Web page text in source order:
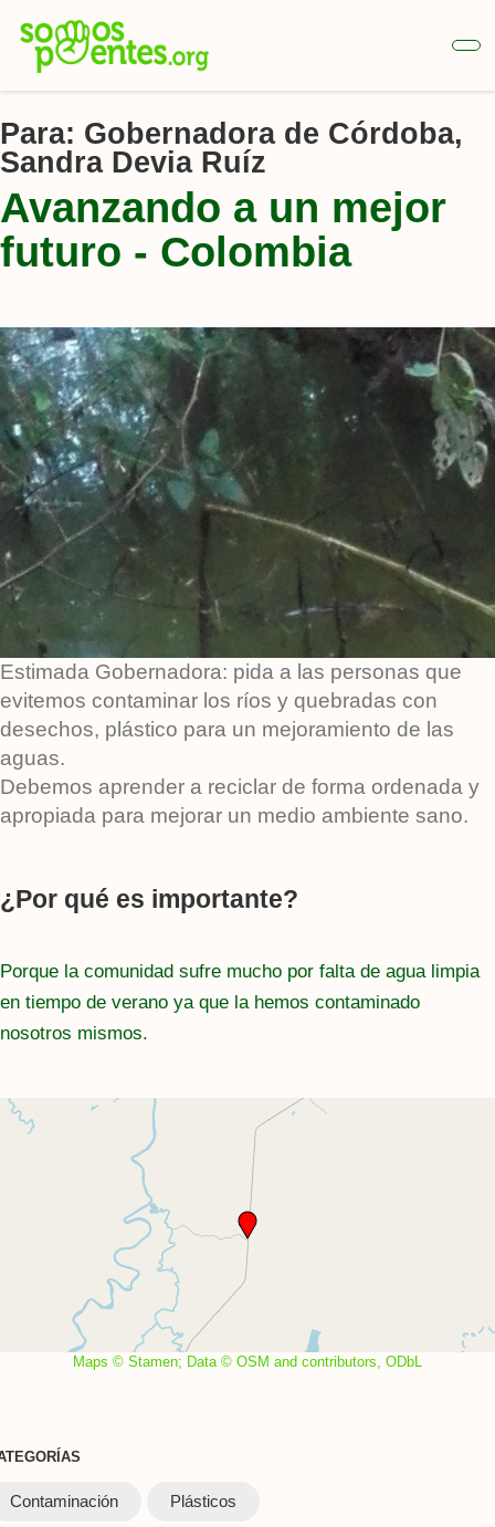
contenido
principal
Para: Gobernadora de Córdoba,
Sandra Devia Ruíz
Avanzando a un mejor
futuro - Colombia
Estimada Gobernadora: pida a las personas que
evitemos contaminar los ríos y quebradas con
desechos, plástico para un mejoramiento de las
aguas.
Debemos aprender a reciclar de forma ordenada y
apropiada para mejorar un medio ambiente sano.
¿Por qué es importante?
Porque la comunidad sufre mucho por falta de agua limpia
en tiempo de verano ya que la hemos contaminado
nosotros mismos.
Maps © Stamen; Data © OSM and contributors, ODbL
Contaminación Plásticos